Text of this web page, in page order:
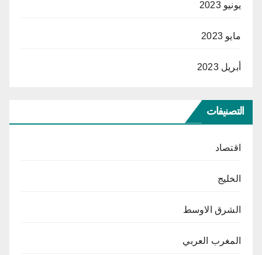
يونيو 2023
مايو 2023
أبريل 2023
التصنيفات
اقتصاد
الخليج
الشرق الاوسط
المغرب العربي